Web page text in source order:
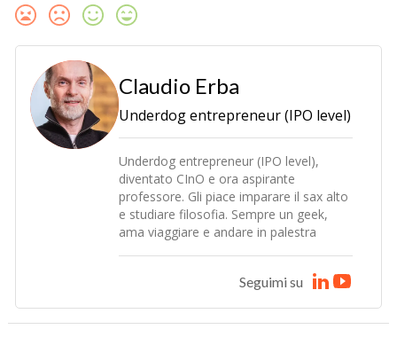
Claudio Erba
Underdog entrepreneur (IPO level)
Underdog entrepreneur (IPO level),
diventato CInO e ora aspirante
professore. Gli piace imparare il sax alto
e studiare filosofia. Sempre un geek,
ama viaggiare e andare in palestra
Seguimi su